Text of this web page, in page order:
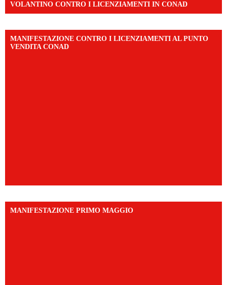
VOLANTINO CONTRO I LICENZIAMENTI IN CONAD
MANIFESTAZIONE CONTRO I LICENZIAMENTI AL PUNTO
VENDITA CONAD
MANIFESTAZIONE PRIMO MAGGIO